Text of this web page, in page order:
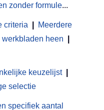
zonder formule...
criteria
Meerdere
heen
keuzelijst
selectie
specifiek aantal